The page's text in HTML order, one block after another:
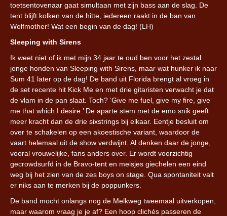
toetsentovenaar gaat simultaan met zijn bass aan de slag. De
tent blijft kolken van de hitte, iedereen raakt in de ban van
Wolfmother! Wat een begin van de dag! (LH)
Sleeping with Sirens
Ik weet niet of ik met mijn 34 jaar te oud ben voor het zestal
jonge honden van Sleeping with Sirens, maar wat hunker ik naar
Sum 41 later op de dag! De band uit Florida brengt al vroeg in
de set recente hit Kick Me en met drie gitaristen verwacht je dat
de vlam in de pan slaat. Toch? ‘Give me fuel, give my fire, give
me that which I desire.’ De aparte stem met de emo snik geeft
meer kracht dan de drie sixstrings bij elkaar. Eentje besluit om
over te schakelen op een akoestische variant, waardoor de
vaart helemaal uit de show verdwijnt. Al denken daar de jonge,
vooral vrouwelijke, fans anders over. Er wordt voorzichtig
gecrowdsurfd in de Bravo-tent en meisjes giechelen een eind
weg bij het zien van de zes boys on stage. Qua spontaniteit valt
er niks aan te merken bij de poppunkers.
De band mocht onlangs nog de Melkweg tweemaal uitverkopen,
maar waarom vraag je je af? Een hoop clichés passeren de